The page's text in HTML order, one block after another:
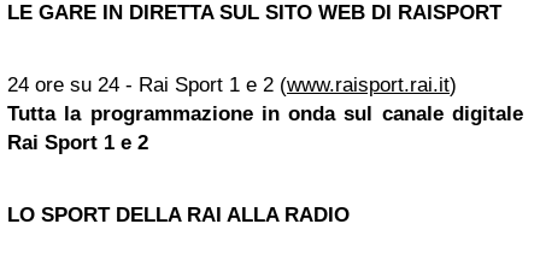
LE GARE IN DIRETTA SUL SITO WEB DI RAISPORT
24 ore su 24 - Rai Sport 1 e 2 (www.raisport.rai.it)
Tutta la programmazione in onda sul canale digitale
Rai Sport 1 e 2
LO SPORT DELLA RAI ALLA RADIO